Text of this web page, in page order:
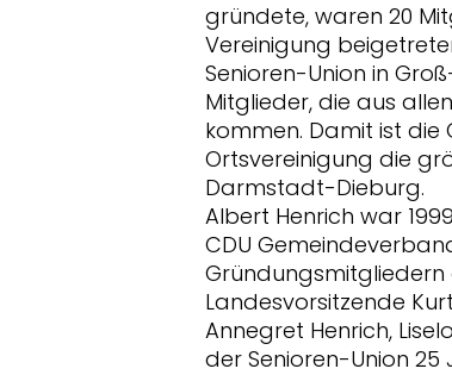
gründete, waren 20
Vereinigung
Senioren-Union in
Mitglieder, die aus
kommen. Damit ist die
Ortsvereinigung die
Darmstadt-Dieburg.
Albert Henrich war
CDU
Gründungsmitgliedern
Landesvorsitzende
Annegret Henrich,
der Senioren-Union